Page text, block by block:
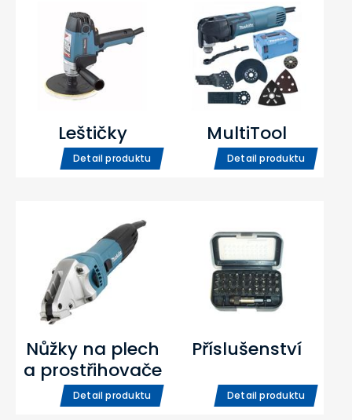
Leštičky
Detail produktu
MultiTool
Detail produktu
Nůžky na plech
a prostřihovače
Detail produktu
Příslušenství
Detail produktu